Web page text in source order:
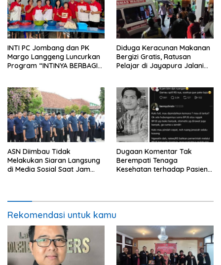
INTI PC Jombang dan PK
Margo Langgeng Luncurkan
Program “INTINYA BERBAGI”,
Diduga Keracunan Makanan
Bergizi Gratis, Ratusan
Pelajar di Jayapura Jalani
ASN Diimbau Tidak
Melakukan Siaran Langsung
di Media Sosial Saat Jam
Dugaan Komentar Tak
Berempati Tenaga
Kesehatan terhadap Pasien
Rekomendasi untuk kamu